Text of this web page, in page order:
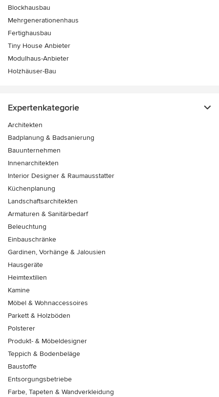
Blockhausbau
Mehrgenerationenhaus
Fertighausbau
Tiny House Anbieter
Modulhaus-Anbieter
Holzhäuser-Bau
Expertenkategorie
Architekten
Badplanung & Badsanierung
Bauunternehmen
Innenarchitekten
Interior Designer & Raumausstatter
Küchenplanung
Landschaftsarchitekten
Armaturen & Sanitärbedarf
Beleuchtung
Einbauschränke
Gardinen, Vorhänge & Jalousien
Hausgeräte
Heimtextilien
Kamine
Möbel & Wohnaccessoires
Parkett & Holzböden
Polsterer
Produkt- & Möbeldesigner
Teppich & Bodenbeläge
Baustoffe
Entsorgungsbetriebe
Farbe, Tapeten & Wandverkleidung